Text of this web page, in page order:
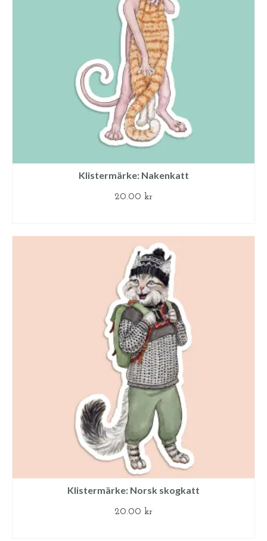
Klistermärke: Nakenkatt
20.00 kr
Klistermärke: Norsk skogkatt
20.00 kr